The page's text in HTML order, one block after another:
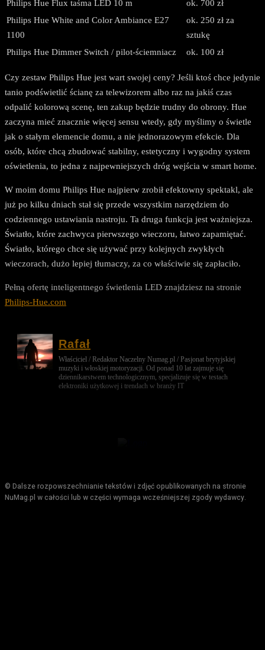
Philips Hue Flux taśma LED 10 m
ok. 700 zł
Philips Hue White and Color Ambiance E27
1100
ok. 250 zł za
sztukę
Philips Hue Dimmer Switch / pilot-ściemniacz
ok. 100 zł
Czy zestaw Philips Hue jest wart swojej ceny? Jeśli ktoś chce jedynie
tanio podświetlić ścianę za telewizorem albo raz na jakiś czas
odpalić kolorową scenę, ten zakup będzie trudny do obrony. Hue
zaczyna mieć znacznie więcej sensu wtedy, gdy myślimy o świetle
jak o stałym elemencie domu, a nie jednorazowym efekcie. Dla
osób, które chcą zbudować stabilny, estetyczny i wygodny system
oświetlenia, to jedna z najpewniejszych dróg wejścia w smart home.
W moim domu Philips Hue najpierw zrobił efektowny spektakl, ale
już po kilku dniach stał się przede wszystkim narzędziem do
codziennego ustawiania nastroju. Ta druga funkcja jest ważniejsza.
Światło, które zachwyca pierwszego wieczoru, łatwo zapamiętać.
Światło, którego chce się używać przy kolejnych zwykłych
wieczorach, dużo lepiej tłumaczy, za co właściwie się zapłaciło.
Pełną ofertę inteligentnego świetlenia LED znajdziesz na stronie
Philips-Hue.com
Rafał
Właściciel / Redaktor Naczelny Numag.pl / Pasjonat brytyjskiej
muzyki i włoskiej motoryzacji. Od ponad 10 lat zajmuje się
dziennikarstwem technologicznym, specjalizuje się w testach
elektroniki użytkowej i trendach w branży IT
© Dalsze rozpowszechnianie tekstów i zdjęć opublikowanych na stronie
NuMag.pl w całości lub w części wymaga wcześniejszej zgody wydawcy.